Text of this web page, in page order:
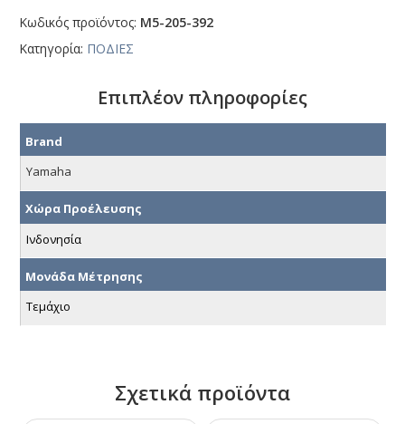
Κωδικός προϊόντος: Μ5-205-392
Κατηγορία: ΠΟΔΙΕΣ
Επιπλέον πληροφορίες
Brand
Yamaha
Χώρα Προέλευσης
Ινδονησία
Μονάδα Μέτρησης
Τεμάχιο
Σχετικά προϊόντα